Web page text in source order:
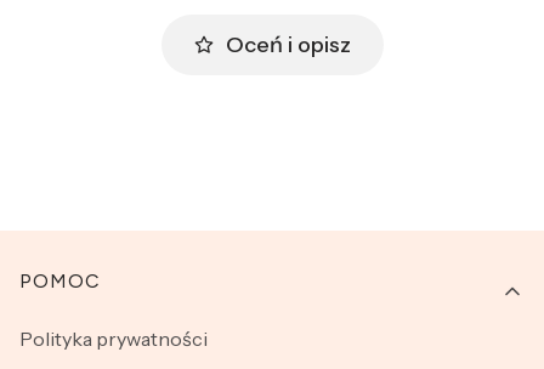
Oceń i opisz
Linki w stopce
POMOC
Polityka prywatności